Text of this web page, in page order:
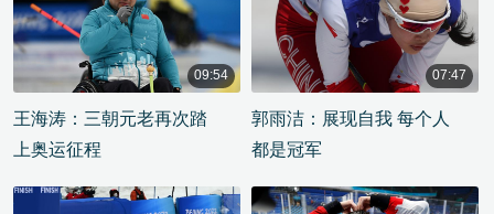
09:54
王海涛：三朝元老再次踏
上奥运征程
07:47
郭雨洁：展现自我 每个人
都是冠军